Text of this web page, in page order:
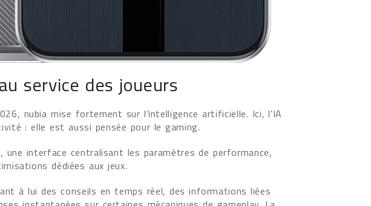
service des joueurs
nubia mise fortement sur l’intelligence artificielle. Ici, l’IA
: elle est aussi pensée pour le gaming.
une interface centralisant les paramètres de performance,
dédiées aux jeux.
à lui des conseils en temps réel, des informations liées